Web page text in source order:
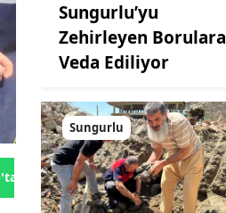
Gönder
Sungurlu’yu
Zehirleyen Borulara
Veda Ediliyor
Sungurlu